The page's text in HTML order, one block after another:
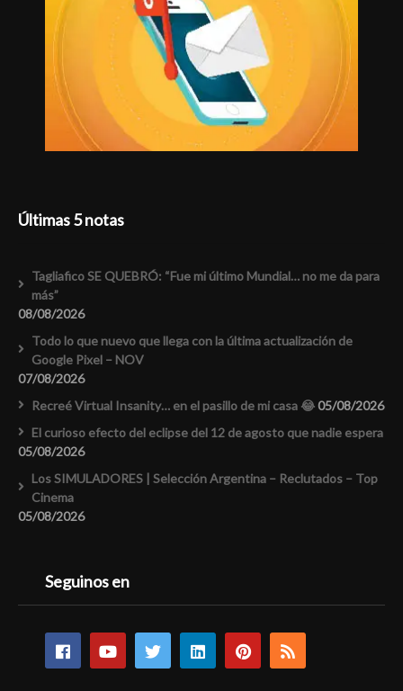
Últimas 5 notas
Tagliafico SE QUEBRÓ: “Fue mi último Mundial… no me da para
más”
08/08/2026
Todo lo que nuevo que llega con la última actualización de
Google Pixel – NOV
07/08/2026
Recreé Virtual Insanity… en el pasillo de mi casa 😂05/08/2026
El curioso efecto del eclipse del 12 de agosto que nadie espera
05/08/2026
Los SIMULADORES | Selección Argentina – Reclutados – Top
Cinema
05/08/2026
Seguinos en